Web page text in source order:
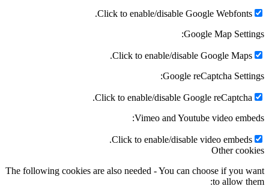
Click to enable/disable Google Webfonts.
Google Map Settings:
Click to enable/disable Google Maps.
Google reCaptcha Settings:
Click to enable/disable Google reCaptcha.
Vimeo and Youtube video embeds:
Click to enable/disable video embeds.
Other cookies
The following cookies are also needed - You can choose if you want
to allow them: